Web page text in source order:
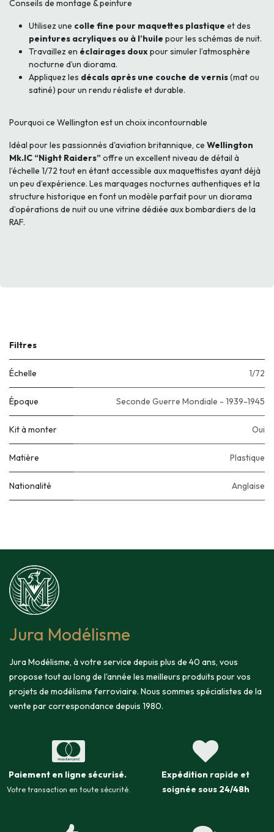
Conseils de montage & peinture
Utilisez une colle fine pour maquettes plastique et des
peintures acryliques ou à l’huile pour les schémas de nuit.
Travaillez en éclairages douxpour simuler l’atmosphère
nocturne d’un diorama.
Appliquez les décals après une couche de vernis(mat ou
satiné) pour un rendu réaliste et durable.
Pourquoi ce Wellington est un choix incontournable
Idéal pour les passionnés d'aviation britannique, ce Wellington
Mk.IC “Night Raiders” offre un excellent niveau de détail à
l’échelle 1/72 tout en étant accessible aux maquettistes ayant déjà
un peu d’expérience. Les marquages nocturnes authentiques et la
structure historique en font un modèle parfait pour un diorama
d’opérations de nuit ou une vitrine dédiée aux bombardiers de la
RAF.
Filtres
Échelle 1/72
Époque Seconde Guerre Mondiale - 1939-1945
Kit à monter Oui
Matière Plastique
Nationalité Anglaise
Jura Modélisme
Jura Modélisme, à votre service depuis plus de 40 ans, vous
propose tout au long de l'année les meilleurs produits pour vos
projets de modélisme ferroviaire. Nous sommes spécialistes de la
vente par correspondance depuis 1980.
Paiement en ligne sécurisé.
Votre transaction en toute sécurité.
Expédition rapide et
soignée sous 24/48h